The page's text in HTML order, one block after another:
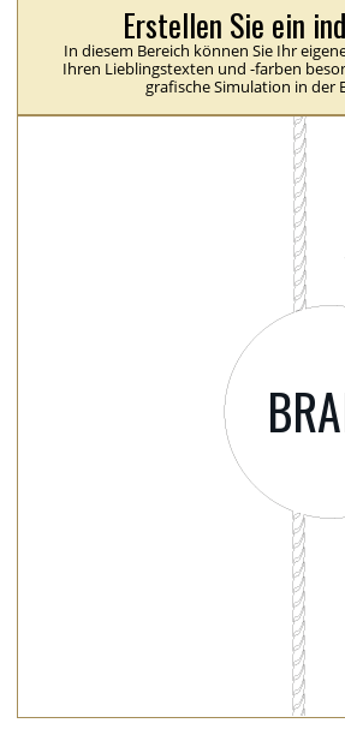
Erstellen Sie ein
In diesem Bereich können Sie Ihr
Ihren Lieblingstexten und -farben
grafische Simulation in der